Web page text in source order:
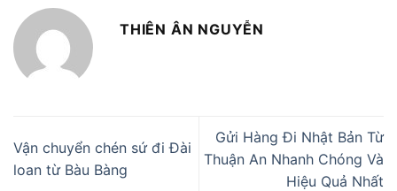
THIÊN ÂN NGUYỄN
Vận chuyển chén sứ đi Đài
loan từ Bàu Bàng
Gửi Hàng Đi Nhật Bản Từ
Thuận An Nhanh Chóng Và
Hiệu Quả Nhất